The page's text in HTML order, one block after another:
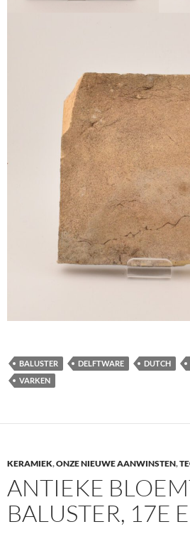
BALUSTER DELFTWARE DUTCH
VARKEN
KERAMIEK,ONZE NIEUWE AANWINSTEN,
ANTIEKE
BALUSTER, 17E